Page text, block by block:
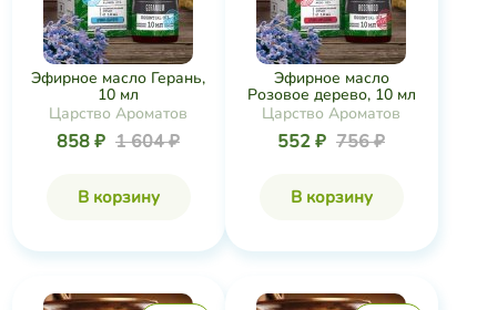
Эфирное масло Герань,
10 мл
Царство Ароматов
858 ₽ 1 604 ₽
В корзину
Эфирное масло
Розовое дерево, 10 мл
Царство Ароматов
552 ₽ 756 ₽
В корзину